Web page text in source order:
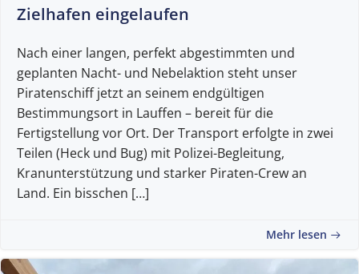
Zielhafen eingelaufen
Nach einer langen, perfekt abgestimmten und
geplanten Nacht- und Nebelaktion steht unser
Piratenschiff jetzt an seinem endgültigen
Bestimmungsort in Lauffen – bereit für die
Fertigstellung vor Ort. Der Transport erfolgte in zwei
Teilen (Heck und Bug) mit Polizei-Begleitung,
Kranunterstützung und starker Piraten-Crew an
Land. Ein bisschen […]
Mehr lesen